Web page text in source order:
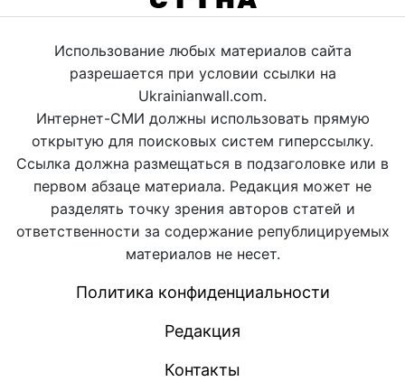
Использование любых материалов сайта
разрешается при условии ссылки на
Ukrainianwall.com.
Интернет-СМИ должны использовать прямую
открытую для поисковых систем гиперссылку.
Ссылка должна размещаться в подзаголовке или в
первом абзаце материала. Редакция может не
разделять точку зрения авторов статей и
ответственности за содержание републицируемых
материалов не несет.
Политика конфиденциальности
Редакция
Контакты